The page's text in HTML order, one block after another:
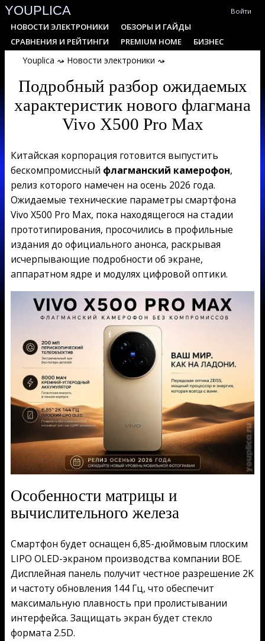
Skip
to
content
YOUPLICA Войти
Primary
Navigation
Menu
НОВОСТИ ЭЛЕКТРОНИКИ
ОБЗОРЫ И ГАЙДЫ
СРАВНЕНИЯ И РЕЙТИНГИ
PREMIUM HOME БИЗНЕС
Youplica ⤳ Новости электроники ⤳
Подробный разбор ожидаемых
характеристик нового флагмана
Vivo X500 Pro Max
Китайская корпорация готовится выпустить
бескомпромиссный флагманский камерофон,
релиз которого намечен на осень 2026 года.
Ожидаемые технические параметры смартфона
Vivo X500 Pro Max, пока находящегося на стадии
прототипирования, просочились в профильные
издания до официального анонса, раскрывая
исчерпывающие подробности об экране,
аппаратном ядре и модулях цифровой оптики.
Особенности матрицы и
вычислительного железа
Смартфон будет оснащен 6,85-дюймовым плоским
LIPO OLED-экраном производства компании BOE.
Дисплейная панель получит честное разрешение 2K
и частоту обновления 144 Гц, что обеспечит
максимальную плавность при пролистывании
интерфейса. Защищать экран будет стекло
формата 2.5D.